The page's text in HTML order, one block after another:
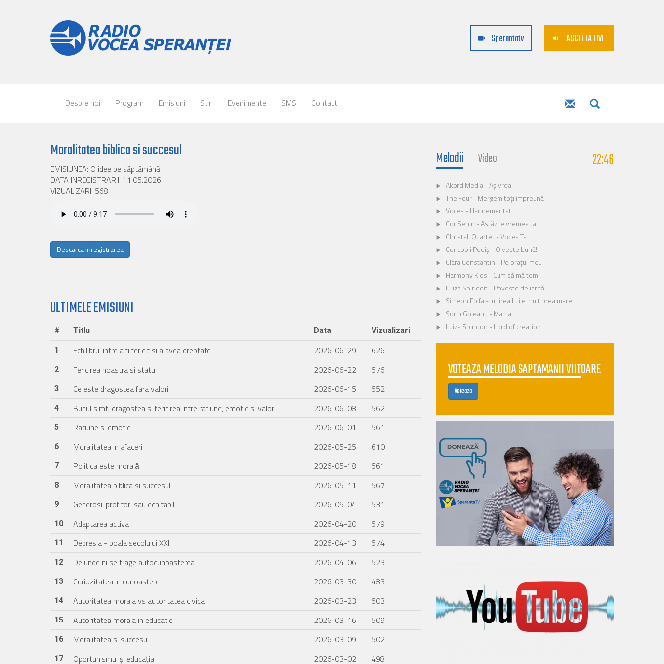
ASCULTA LIVE
Sperantatv
Despre noi Program Emisiuni Stiri Evenimente SMS Contact
Moralitatea biblica si succesul
EMISIUNEA: O idee pe săptămână
DATA INREGISTRARII: 11.05.2026
VIZUALIZARI: 568
Descarca inregistrarea
ULTIMELE EMISIUNI
# Titlu Data Vizualizari
1 Echilibrul intre a fi fericit si a avea dreptate 2026-06-29 626
2 Fericirea noastra si statul 2026-06-22 576
3 Ce este dragostea fara valori 2026-06-15 552
4 Bunul simt, dragostea si fericirea intre ratiune, emotie si valori 2026-06-08 562
5 Ratiune si emotie 2026-06-01 561
6 Moralitatea in afaceri 2026-05-25 610
7 Politica este morală 2026-05-18 561
8 Moralitatea biblica si succesul 2026-05-11 567
9 Generosi, profitori sau echitabili 2026-05-04 531
10 Adaptarea activa 2026-04-20 579
11 Depresia - boala secolului XXI 2026-04-13 574
12 De unde ni se trage autocunoasterea 2026-04-06 523
13 Curiozitatea in cunoastere 2026-03-30 483
14 Autoritatea morala vs autoritatea civica 2026-03-23 503
15 Autoritatea morala in educatie 2026-03-16 509
16 Moralitatea si succesul 2026-03-09 502
17 Oportunismul și educația 2026-03-02 498
Melodii Video 22:46
Akord Media - Aș vrea
The Four - Mergem toți împreună
Voces - Har nemeritat
Cor Senin - Astăzi e vremea ta
Christall Quartet - Vocea Ta
Cor copii Podiș - O veste bună!
Clara Constantin - Pe brațul meu
Harmony Kids - Cum să mă tem
Luiza Spiridon - Poveste de iarnă
Simeon Folfa - Iubirea Lui e mult prea mare
Sorin Goleanu - Mama
Luiza Spiridon - Lord of creation
VOTEAZA MELODIA SAPTAMANII VIITOARE
Voteaza